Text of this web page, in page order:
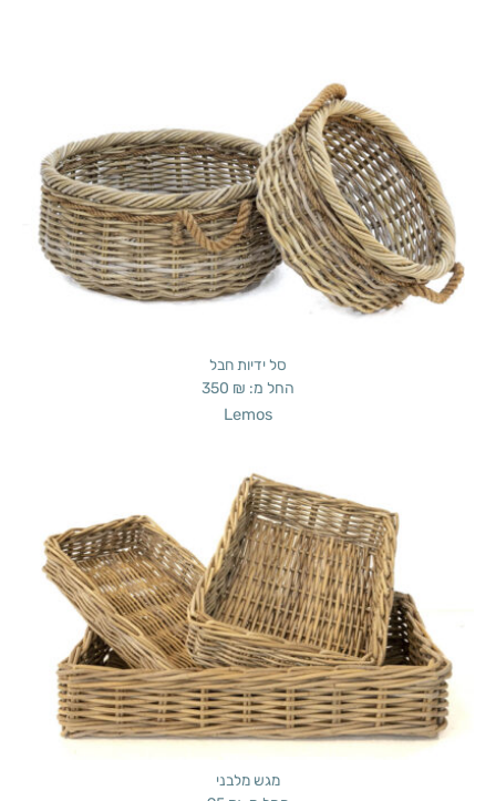
סל ידיות חבל
החל מ: 350 ₪
Lemos
מגש מלבני